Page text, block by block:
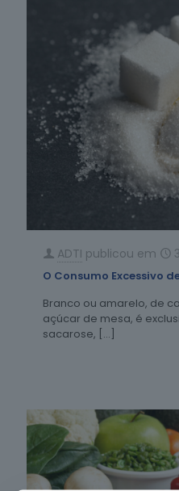
ADTI publicou em
O Consumo Excessivo
Branco ou amarelo, de
açúcar de mesa, é
sacarose, […]